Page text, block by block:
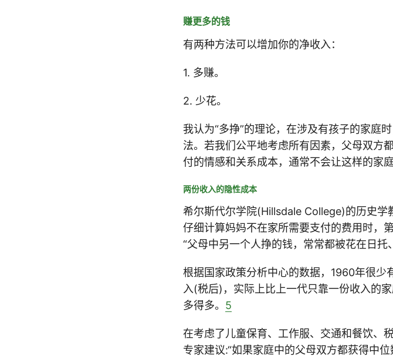
赚更多的钱
有两种方法可以增加你的净收入：
1. 多赚。
2. 少花。
我认为“多挣”的理论，在涉及有孩子的家庭
法。若我们公平地考虑所有因素，父母双方
付的情感和关系成本，通常不会让这样的家庭
两份收入的隐性成本
希尔斯代尔学院(Hillsdale College)的历史学
仔细计算妈妈不在家所需要支付的费用时，
“父母中另一个人挣的钱，常常都被花在日托
根据国家政策分析中心的数据，1960年很
入(税后)，实际上比上一代只靠一份收入的
多得多。 5
在考虑了儿童保育、工作服、交通和餐饮、
专家建议:“如果家庭中的父母双方都获得中